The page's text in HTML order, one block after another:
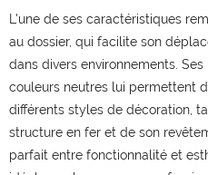
L'une de ses caractéristiques
au dossier, qui facilite son
dans divers environnements.
couleurs neutres lui permettent
différents styles de décoration,
structure en fer et de son
parfait entre fonctionnalité et